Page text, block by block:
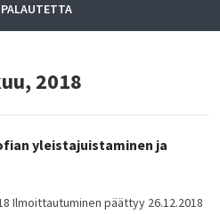
2018
yleistajuistaminen ja
Ilmoittautuminen päättyy 26.12.2018